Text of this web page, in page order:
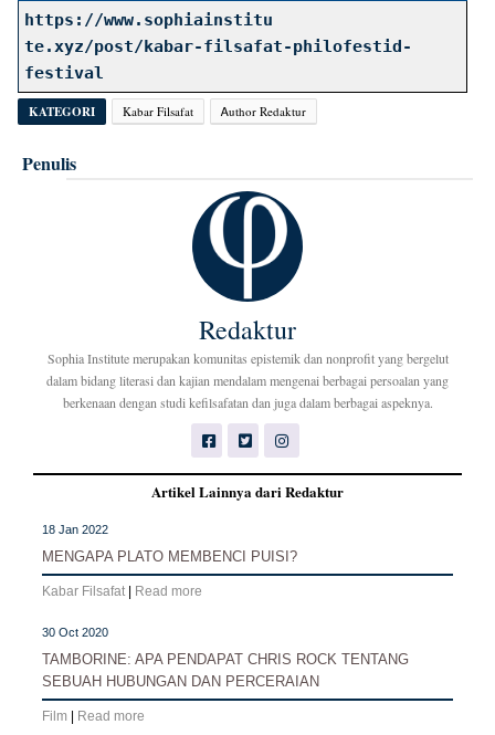
https://www.sophiainstitu
te.xyz/post/kabar-filsafat-philofestid-
festival
KATEGORI Kabar Filsafat Ꭺuthor Redaktur
Penulis
Redaktur
Sophia Institute merupakan komunitas epistemik dan nonprofit yang bergelut
dalam bidang literasi dan kajian mendalam mengenai berbagai persoalan yang
berkenaan dengan studi kefilsafatan dan juga dalam berbagai aspeknya.
Artikel Lainnya dari Redaktur
18 Jan 2022
MENGAPA PLATO MEMBENCI PUISI?
Kabar Filsafat Read more
30 Oct 2020
TAMBORINE: APA PENDAPAT CHRIS ROCK TENTANG
SEBUAH HUBUNGAN DAN PERCERAIAN
Film Read more